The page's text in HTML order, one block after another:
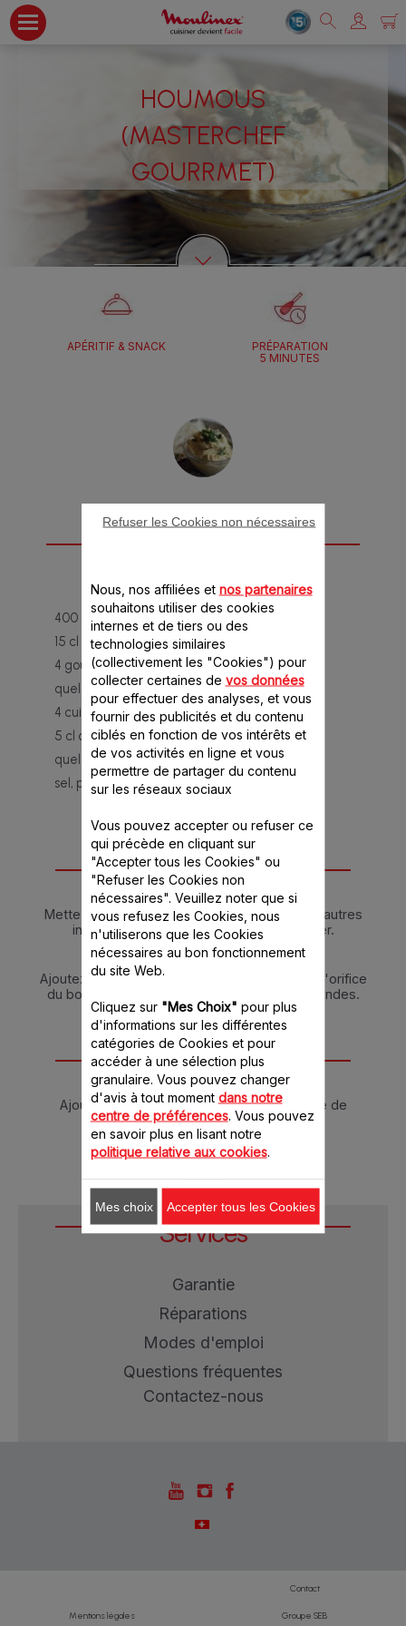
HOUMOUS
(MASTERCHEF
GOURRMET)
APÉRITIF & SNACK
PRÉPARATION
5 MINUTES
POUR 6 PERSONNES
400 g de pois chiches cuits
15 cl de jus de citron
4 gousses d'ail
quelques brins de persil
4 cuillères à soupe d'huile d'olive
5 cl d'eau
quelques pincées de piment rouge en poudre
sel, poivre
Instructions
Mettez la moitié des pois chiches et tous les autres
ingrédients (sauf le persil) dans le blender.
Mixez 10 secondes.
Ajoutez ensuite le reste des pois chiches par l'orifice
du bouchon doseur et mixez encore 30 secondes.
Décorez avec le persil.
Conseils
Ajoutez 6 cuillères à soupe de tahin (crème de
sésame)
Services
Garantie
Réparations
Modes d'emploi
Questions fréquentes
Contactez-nous
Contact
Mentions légales Groupe SEB
Nous, nos affiliées et nos partenaires
souhaitons utiliser des cookies
internes et de tiers ou des
technologies similaires
(collectivement les "Cookies") pour
collecter certaines de vos données
pour effectuer des analyses, et vous
fournir des publicités et du contenu
ciblés en fonction de vos intérêts et
de vos activités en ligne et vous
permettre de partager du contenu
sur les réseaux sociaux
Vous pouvez accepter ou refuser ce
qui précède en cliquant sur
"Accepter tous les Cookies" ou
"Refuser les Cookies non
nécessaires". Veuillez noter que si
vous refusez les Cookies, nous
n'utiliserons que les Cookies
nécessaires au bon fonctionnement
du site Web.
Cliquez sur "Mes Choix" pour plus
d'informations sur les différentes
catégories de Cookies et pour
accéder à une sélection plus
granulaire. Vous pouvez changer
d'avis à tout moment dans notre
centre de préférences. Vous pouvez
en savoir plus en lisant notre
politique relative aux cookies.
Refuser les Cookies non nécessaires
Mes choix Accepter tous les Cookies